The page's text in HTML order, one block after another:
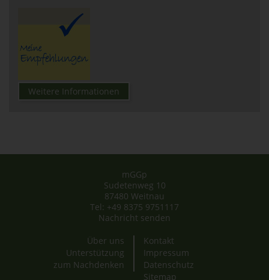
Weitere Informationen
mGGp
Sudetenweg 10
87480 Weitnau
Tel: +49 8375 9751117
Nachricht senden
Über uns
Unterstützung
zum Nachdenken
Kontakt
Impressum
Datenschutz
Sitemap